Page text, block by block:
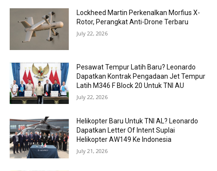
Lockheed Martin Perkenalkan Morfius X-
Rotor, Perangkat Anti-Drone Terbaru
July 22, 2026
Pesawat Tempur Latih Baru? Leonardo
Dapatkan Kontrak Pengadaan Jet Tempur
Latih M346 F Block 20 Untuk TNI AU
July 22, 2026
Helikopter Baru Untuk TNI AL? Leonardo
Dapatkan Letter Of Intent Suplai
Helikopter AW149 Ke Indonesia
July 21, 2026